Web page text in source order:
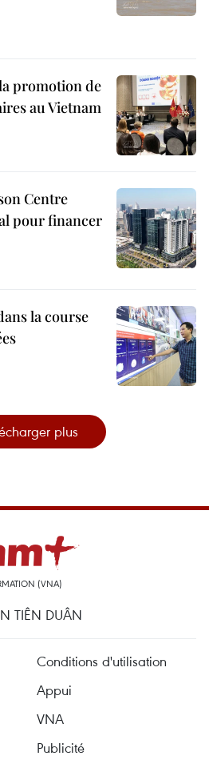
promotion de
au Vietnam
Centre
pour financer
la course
plus
(VNA)
TIÊN DUÂN
Conditions d'utilisation
Appui
VNA
Publicité